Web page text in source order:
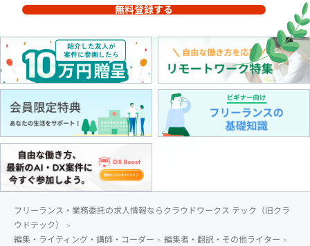
無料登録する
フリーランス・業務委託の求人情報ならクラウドワークス テック（旧クラ
ウドテック）
編集・ライティング・講師・コーダー
編集者・翻訳・その他ライター